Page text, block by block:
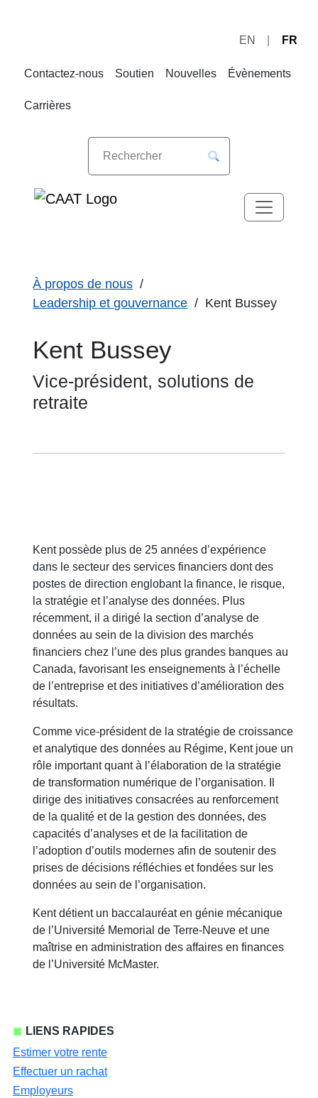
navigation
EN FR
Contactez-nous Soutien Nouvelles Évènements
Carrières
À propos de nous
Leadership et gouvernance
Kent Bussey
Kent Bussey
Vice-président, solutions de
retraite
Kent possède plus de 25 années d’expérience
dans le secteur des services financiers dont des
postes de direction englobant la finance, le risque,
la stratégie et l’analyse des données. Plus
récemment, il a dirigé la section d’analyse de
données au sein de la division des marchés
financiers chez l’une des plus grandes banques au
Canada, favorisant les enseignements à l’échelle
de l’entreprise et des initiatives d’amélioration des
résultats.
Comme vice-président de la stratégie de croissance
et analytique des données au Régime, Kent joue un
rôle important quant à l’élaboration de la stratégie
de transformation numérique de l’organisation. Il
dirige des initiatives consacrées au renforcement
de la qualité et de la gestion des données, des
capacités d’analyses et de la facilitation de
l’adoption d’outils modernes afin de soutenir des
prises de décisions réfléchies et fondées sur les
données au sein de l’organisation.
Kent détient un baccalauréat en génie mécanique
de l’Université Memorial de Terre-Neuve et une
maîtrise en administration des affaires en finances
de l’Université McMaster.
LIENS RAPIDES
Estimer votre rente
Effectuer un rachat
Employeurs